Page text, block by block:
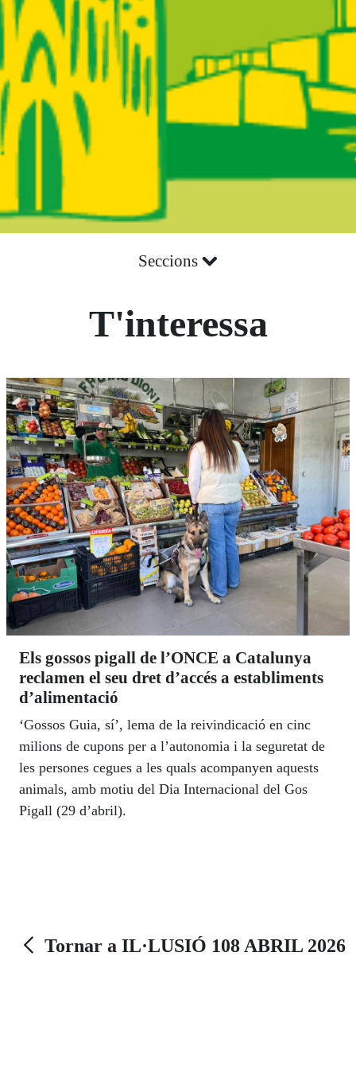
Seccions
T'interessa
Els gossos pigall de l’ONCE a Catalunya
reclamen el seu dret d’accés a establiments
d’alimentació
‘Gossos Guia, sí’, lema de la reivindicació en cinc
milions de cupons per a l’autonomia i la seguretat de
les persones cegues a les quals acompanyen aquests
animals, amb motiu del Dia Internacional del Gos
Pigall (29 d’abril).
Tornar a IL·LUSIÓ 108 ABRIL 2026